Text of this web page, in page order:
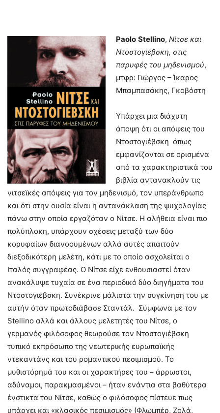
Paolo Stellino, Νίτσε και
Ντοστογιέβσκη, στις
παρυφές του μηδενισμού,
μτφρ: Γιώργος – Ίκαρος
Μπαμπασάκης, Γκοβόστη
Υπάρχει μια διάχυτη
άποψη ότι οι απόψεις του
Ντοστογιέβσκη όπως
εμφανίζονται σε ορισμένα
από τα χαρακτηριστικά του
βιβλία αντανακλούν τις
νιτσεϊκές απόψεις για τον μηδενισμό, τον υπεράνθρωπο
και ότι στην ουσία είναι η αντανάκλαση της ψυχολογίας
πάνω στην οποία εργαζόταν ο Νίτσε. Η αλήθεια είναι πιο
πολύπλοκη, υπάρχουν σχέσεις μεταξύ των δύο
κορυφαίων διανοουμένων αλλά αυτές απαιτούν
διεξοδικότερη μελέτη, κάτι με το οποίο ασχολείται ο
Ιταλός συγγραφέας. Ο Νίτσε είχε ενθουσιαστεί όταν
ανακάλυψε τυχαία σε ένα περιοδικό δύο διηγήματα του
Ντοστογιέβσκη. Συνέκρινε μάλιστα την συγκίνηση του με
αυτήν όταν πρωτοδιάβασε Σταντάλ. Σύμφωνα με τον
Stellino αλλά και άλλους μελετητές του Νίτσε, ο
γερμανός φιλόσοφος θεωρούσε τον Ντοστογιέβσκη
τυπικό εκπρόσωπο της νεωτερικής ευρωπαϊκής
ντεκαντάνς και του ρομαντικού πεσιμισμού. Το
μυθιστόρημά του και οι χαρακτήρες του – άρρωστοι,
αδύναμοι, παρακμασμένοι – ήταν ενάντια στα βαθύτερα
ένστικτα του Νίτσε, καθώς ο φιλόσοφος πίστευε πως
υπάρχει και «κλασικός πεσιμισμός» (Φλωμπέρ, Ζολά,